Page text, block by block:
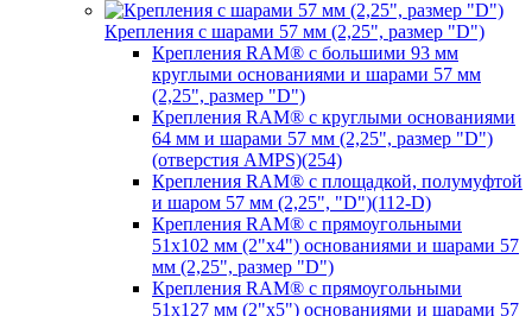
Крепления с шарами 57 мм (2,25", размер "D")
Крепления RAM® с большими 93 мм
круглыми основаниями и шарами 57 мм
(2,25", размер "D")
Крепления RAM® с круглыми основаниями
64 мм и шарами 57 мм (2,25", размер "D")
(отверстия AMPS)(254)
Крепления RAM® с площадкой, полумуфтой
и шаром 57 мм (2,25", "D")(112-D)
Крепления RAM® с прямоугольными
51х102 мм (2"х4") основаниями и шарами 57
мм (2,25", размер "D")
Крепления RAM® с прямоугольными
51х127 мм (2"х5") основаниями и шарами 57